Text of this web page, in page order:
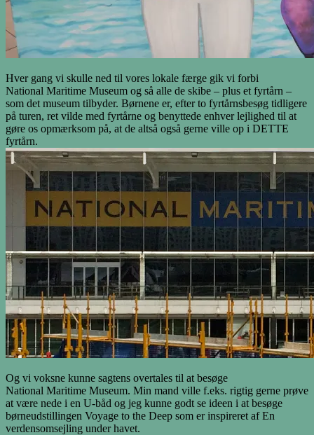
Hver gang vi skulle ned til vores lokale færge gik vi forbi
National Maritime Museum og så alle de skibe – plus et fyrtårn –
som det museum tilbyder. Børnene er, efter to fyrtårnsbesøg tidligere
på turen, ret vilde med fyrtårne og benyttede enhver lejlighed til at
gøre os opmærksom på, at de altså også gerne ville op i DETTE
fyrtårn.
Og vi voksne kunne sagtens overtales til at besøge
National Maritime Museum. Min mand ville f.eks. rigtig gerne prøve
at være nede i en U-båd og jeg kunne godt se ideen i at besøge
børneudstillingen Voyage to the Deep som er inspireret af En
verdensomsejling under havet.